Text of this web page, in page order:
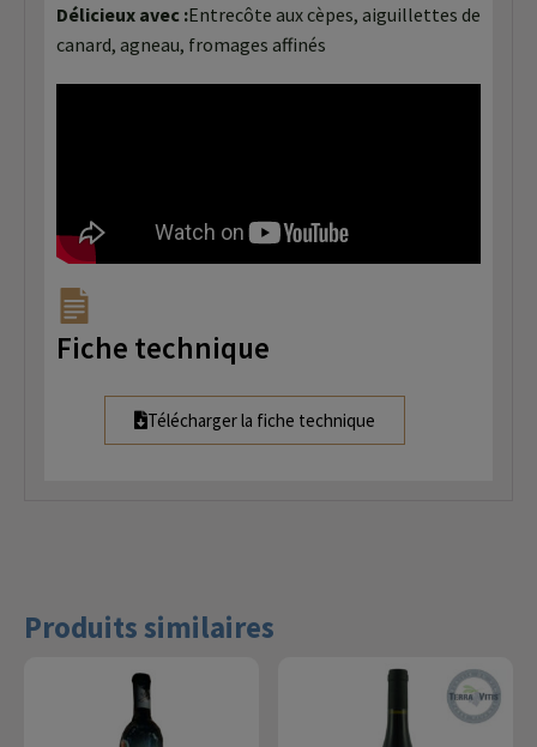
Délicieux avec :Entrecôte aux cèpes, aiguillettes de
canard, agneau, fromages affinés
Fiche technique
Télécharger la fiche technique
Produits similaires